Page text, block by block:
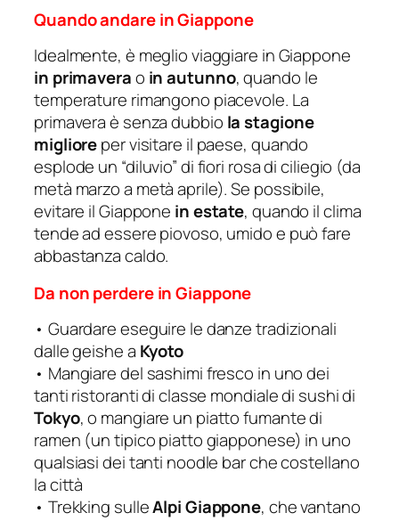
Quando andare in Giappone
Idealmente, è meglio viaggiare in Giappone
in primaverao in autunno, quando le
temperature rimangono piacevole. La
primavera è senza dubbio la stagione
miglioreper visitare il paese, quando
esplode un “diluvio” di fiori rosa di ciliegio (da
metà marzo a metà aprile). Se possibile,
evitare il Giappone in estate, quando il clima
tende ad essere piovoso, umido e può fare
abbastanza caldo.
Da non perdere in Giappone
• Guardare eseguire le danze tradizionali
dalle geishe a Kyoto
• Mangiare del sashimi fresco in uno dei
tanti ristoranti di classe mondiale di sushi di
Tokyo, o mangiare un piatto fumante di
ramen (un tipico piatto giapponese) in uno
qualsiasi dei tanti noodle bar che costellano
la città
• Trekking sulleAlpi Giappone, che vantano